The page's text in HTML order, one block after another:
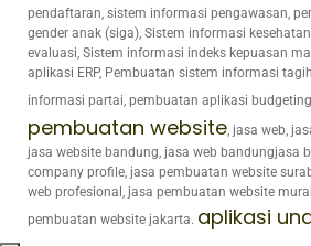
pendaftaran, sistem informasi pengawasan,
gender anak (siga), Sistem informasi
evaluasi, Sistem informasi indeks kepuasan
aplikasi ERP, Pembuatan sistem informasi
informasi partai, pembuatan aplikasi
pembuatan website, jasa web,
jasa website bandung, jasa web bandungjasa
company profile, jasa pembuatan website
web profesional, jasa pembuatan website
pembuatan website jakarta. aplikasi